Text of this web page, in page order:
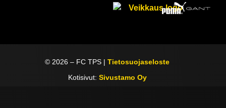
©2026 – FC TPS |Tietosuojaseloste
Kotisivut: Sivustamo Oy